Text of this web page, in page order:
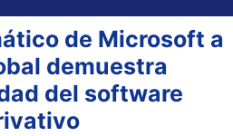
de Microsoft a
demuestra
del software